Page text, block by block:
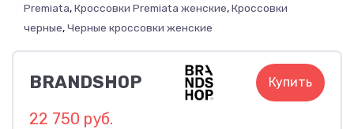
Premiata,Кроссовки Premiata женские,Кроссовки
черные,Черные кроссовки женские
BRANDSHOP Купить
22 750 руб.